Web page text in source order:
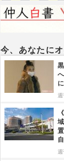
今、あなたに
週
週